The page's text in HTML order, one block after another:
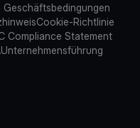
Geschäftsbedingungen
Cookie-Richtlinie
Compliance Statement
Unternehmensführung